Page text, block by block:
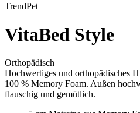
TrendPet
VitaBed Style
Orthopädisch
Hochwertiges und orthopädisches
100 % Memory Foam. Außen
flauschig und gemütlich.